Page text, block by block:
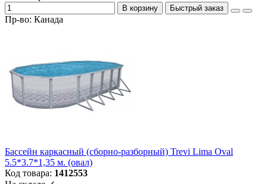
В корзину Быстрый заказ
Пр-во: Канада
Бассейн каркасный (сборно-разборный) Trevi Lima Oval
5.5*3.7*1,35 м. (овал)
Код товара: 1412553